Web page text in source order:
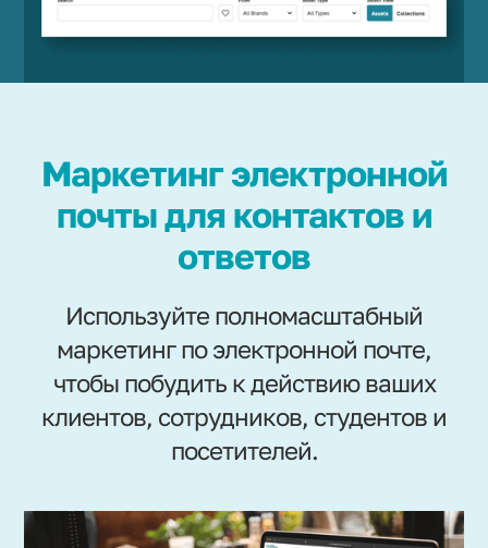
Маркетинг электронной
почты для контактов и
ответов
Используйте полномасштабный
маркетинг по электронной почте,
чтобы побудить к действию ваших
клиентов, сотрудников, студентов и
посетителей.